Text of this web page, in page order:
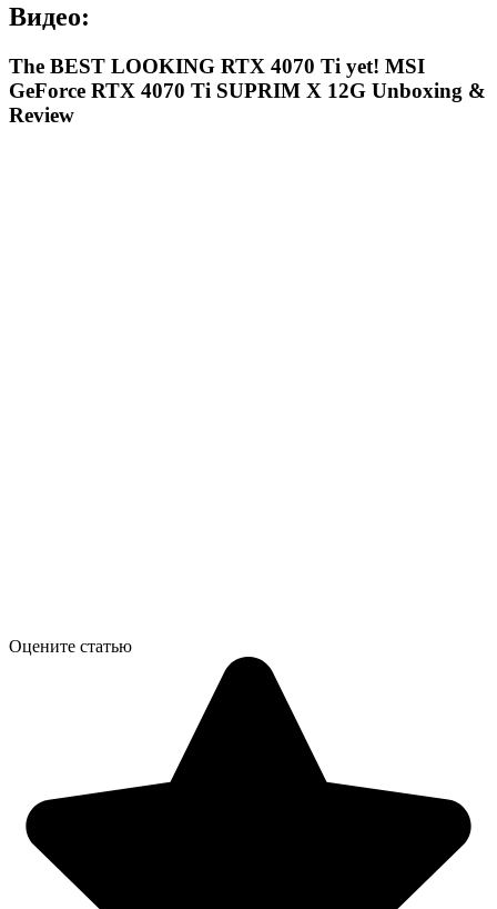
Видео:
The BEST LOOKING RTX 4070 Ti yet! MSI
GeForce RTX 4070 Ti SUPRIM X 12G Unboxing &
Review
Оцените статью